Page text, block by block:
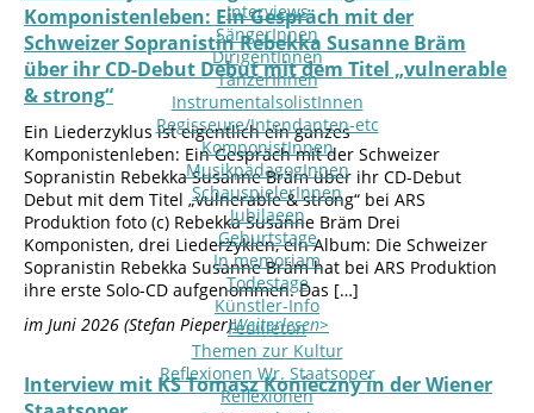
Interviews
SängerInnen
DirigentInnen
TänzerInnen
InstrumentalsolistInnen
Regisseure/Intendanten-etc
KomponistInnen
MusikpädagogInnen
SchauspielerInnen
Jubilaeen
Geburtstage
In memoriam
Todestage
Künstler-Info
Feuilleton
Themen zur Kultur
Reflexionen Wr. Staatsoper
Reflexionen
Komponistenleben: Ein Gespräch mit der
Schweizer Sopranistin Rebekka Susanne Bräm
über ihr CD-Debut Debut mit dem Titel „vulnerable
& strong“
Ein Liederzyklus ist eigentlich ein ganzes
Komponistenleben: Ein Gespräch mit der Schweizer
Sopranistin Rebekka Susanne Bräm über ihr CD-Debut
Debut mit dem Titel „vulnerable & strong“ bei ARS
Produktion foto (c) Rebekka Susanne Bräm Drei
Komponisten, drei Liederzyklen, ein Album: Die Schweizer
Sopranistin Rebekka Susanne Bräm hat bei ARS Produktion
ihre erste Solo-CD aufgenommen. Das […]
im Juni 2026 (Stefan Pieper)Weiterlesen>
Interview mit KS Tomasz Konieczny in der Wiener